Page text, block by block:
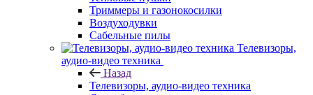
Триммеры и газонокосилки
Воздуходувки
Сабельные пилы
Телевизоры,
аудио-видео техника
Назад
Телевизоры, аудио-видео техника